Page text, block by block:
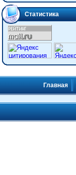
Статистика
Главная